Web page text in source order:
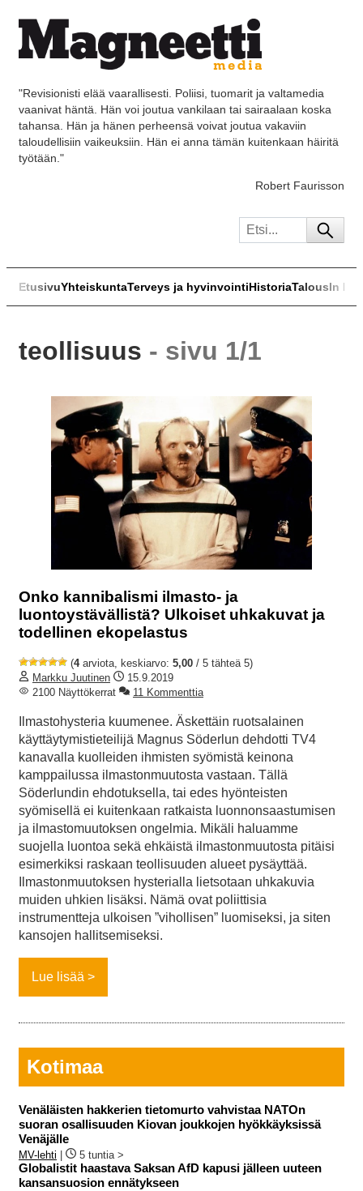
"Revisionisti elää vaarallisesti. Poliisi, tuomarit ja valtamedia
vaanivat häntä. Hän voi joutua vankilaan tai sairaalaan koska
tahansa. Hän ja hänen perheensä voivat joutua vakaviin
taloudellisiin vaikeuksiin. Hän ei anna tämän kuitenkaan häiritä
työtään."
Robert Faurisson
EtusivuYhteiskuntaTerveys ja hyvinvointiHistoriaTalousIn
teollisuus - sivu 1/1
Onko kannibalismi ilmasto- ja
luontoystävällistä? Ulkoiset uhkakuvat ja
todellinen ekopelastus
(4arviota, keskiarvo: 5,00 / 5 tähteä 5)
Markku Juutinen
15.9.2019
2100 Näyttökerrat
11 Kommenttia
Ilmastohysteria kuumenee. Äskettäin ruotsalainen
käyttäytymistieteilijä Magnus Söderlun dehdotti TV4
kanavalla kuolleiden ihmisten syömistä keinona
kamppailussa ilmastonmuutosta vastaan. Tällä
Söderlundin ehdotuksella, tai edes hyönteisten
syömisellä ei kuitenkaan ratkaista luonnonsaastumisen
ja ilmastomuutoksen ongelmia. Mikäli haluamme
suojella luontoa sekä ehkäistä ilmastonmuutosta pitäisi
esimerkiksi raskaan teollisuuden alueet pysäyttää.
Ilmastonmuutoksen hysterialla lietsotaan uhkakuvia
muiden uhkien lisäksi. Nämä ovat poliittisia
instrumentteja ulkoisen ”vihollisen” luomiseksi, ja siten
kansojen hallitsemiseksi.
Lue lisää
Kotimaa
Venäläisten hakkerien tietomurto vahvistaa NATOn
suoran osallisuuden Kiovan joukkojen hyökkäyksissä
Venäjälle
MV-lehti 5 tuntia >
Globalistit haastava Saksan AfD kapusi jälleen uuteen
kansansuosion ennätykseen